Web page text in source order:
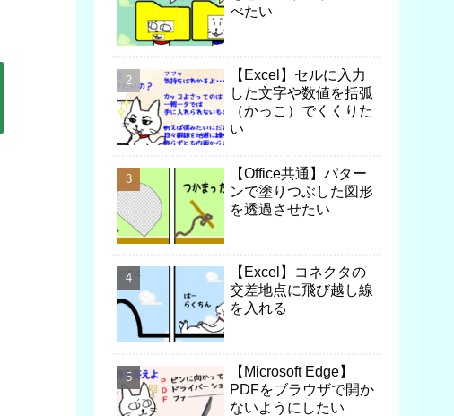
べたい
【Excel】セルに入力
した文字や数値を括弧
（かっこ）でくくりた
い
【Office共通】パター
ンで塗りつぶした図形
を透過させたい
【Excel】コネクタの
交差地点に飛び越し線
を入れる
【Microsoft Edge】
PDFをブラウザで開か
ないようにしたい